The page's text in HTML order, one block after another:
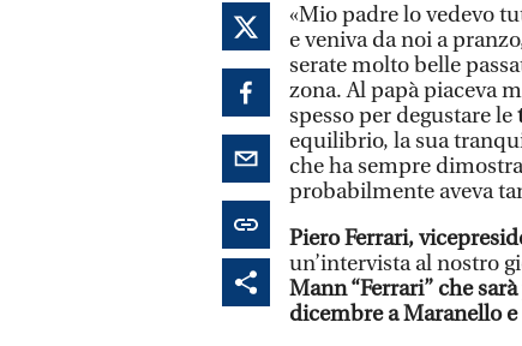
«Mio padre lo vedevo
e veniva da noi a
serate molto belle
zona. Al papà piaceva
spesso per degustare le
equilibrio, la sua
che ha sempre
probabilmente aveva
Piero Ferrari,
un’intervista al nostro
Mann “Ferrari” che
dicembre a Maranello e